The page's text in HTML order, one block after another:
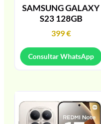
SAMSUNG GALAXY
S23 128GB
399€
Consultar WhatsApp